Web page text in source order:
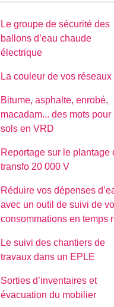
Le groupe de sécurité des
ballons d’eau chaude
électrique
La couleur de vos réseaux
Bitume, asphalte, enrobé,
macadam... des mots pour
sols en VRD
Reportage sur le plantage
transfo 20 000 V
Réduire vos dépenses
avec un outil de suivi de
consommations en temps
Le suivi des chantiers de
travaux dans un EPLE
Sorties d’inventaires et
évacuation du mobilier